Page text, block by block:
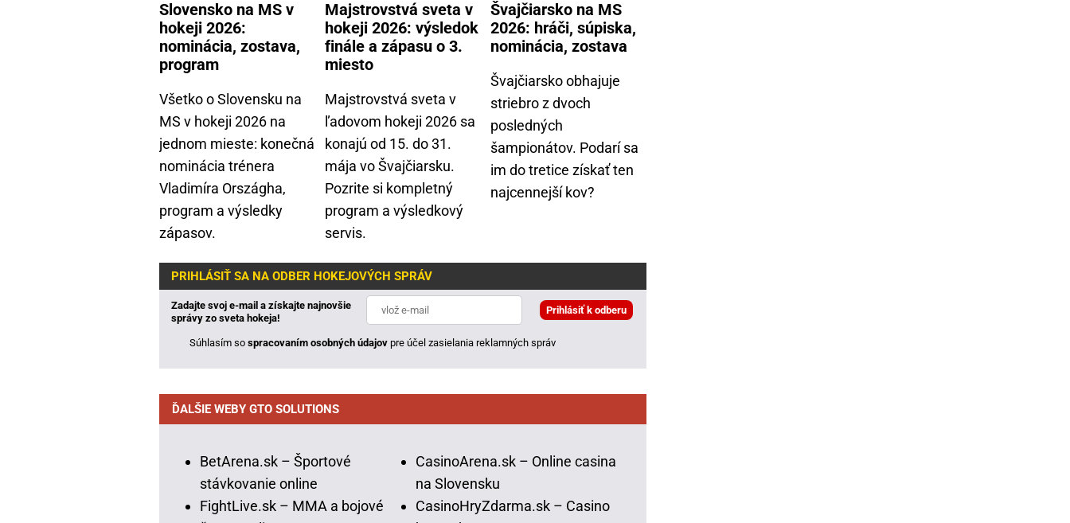
Slovensko na MS v
hokeji 2026:
nominácia, zostava,
program
Všetko o Slovensku na
MS v hokeji 2026 na
jednom mieste: konečná
nominácia trénera
Vladimíra Országha,
program a výsledky
zápasov.
Majstrovstvá sveta v
hokeji 2026: výsledok
finále a zápasu o 3.
miesto
Majstrovstvá sveta v
ľadovom hokeji 2026 sa
konajú od 15. do 31.
mája vo Švajčiarsku.
Pozrite si kompletný
program a výsledkový
servis.
Švajčiarsko na MS
2026: hráči, súpiska,
nominácia, zostava
Švajčiarsko obhajuje
striebro z dvoch
posledných
šampionátov. Podarí sa
im do tretice získať ten
najcennejší kov?
PRIHLÁSIŤ SA NA ODBER HOKEJOVÝCH SPRÁV
Zadajte svoj e-mail a získajte najnovšie
správy zo sveta hokeja!
Súhlasím so spracovaním osobných údajov pre účel zasielania reklamných správ
ĎALŠIE WEBY GTO SOLUTIONS
BetArena.sk – Športové
stávkovanie online
FightLive.sk – MMA a bojové
CasinoArena.sk – Online casina
na Slovensku
CasinoHryZdarma.sk – Casino